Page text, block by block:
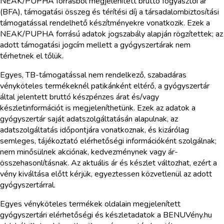
(BFA), támogatási összeg és térítési díj a társadalombiztosítási
támogatással rendelhető készítményekre vonatkozik. Ezek a
NEAK/PUPHA forrású adatok jogszabály alapján rögzítettek; az
adott támogatási jogcím mellett a gyógyszertárak nem
térhetnek el tőlük.
Egyes, TB-támogatással nem rendelkező, szabadáras
vényköteles termékeknél patikánként eltérő, a gyógyszertár
által jelentett bruttó készpénzes árat és/vagy
készletinformációt is megjeleníthetünk. Ezek az adatok a
gyógyszertár saját adatszolgáltatásán alapulnak, az
adatszolgáltatás időpontjára vonatkoznak, és kizárólag
semleges, tájékoztató elérhetőségi információként szolgálnak;
nem minősülnek akciónak, kedvezménynek vagy ár-
összehasonlításnak. Az aktuális ár és készlet változhat, ezért a
vény kiváltása előtt kérjük, egyeztessen közvetlenül az adott
gyógyszertárral.
Egyes vényköteles termékek oldalain megjelenített
gyógyszertári elérhetőségi és készletadatok a BENUVény.hu